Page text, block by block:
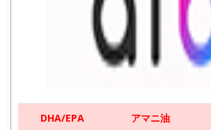
DHA/EPA アマニ油